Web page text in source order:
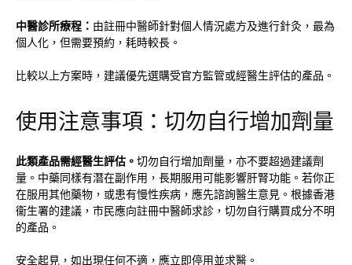
中醫診所療程： 由註冊中醫師針對個人情況處方及進行針灸，最為
個人化，但需要預約，耗時較長。
比較以上方案時，建議優先選購受官方監管或經醫生評估的產品。
使用注意事項：切勿自行增加劑量
此類產品需經醫生評估。 切勿自行增加劑量，亦不要超過建議劑
量。中藥同樣有潛在副作用，長期服用可能影響肝腎功能。若你正
在服用其他藥物，或患有慢性疾病，應先諮詢醫生意見。根據香港
衞生署的建議，市民應向註冊中醫師求診，切勿自行購買成分不明
的產品。
安全起見，如出現任何不適，應立即停用並求醫。